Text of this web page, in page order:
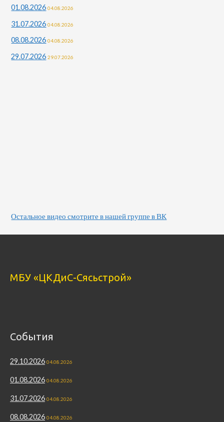
01.08.2026 04.08.2026
31.07.2026 04.08.2026
08.08.2026 04.08.2026
29.07.2026 29.07.2026
Остальное видео смотрите в нашей группе в ВК
МБУ «ЦКДиС-Сясьстрой»
События
29.10.2026 04.08.2026
01.08.2026 04.08.2026
31.07.2026 04.08.2026
08.08.2026 04.08.2026